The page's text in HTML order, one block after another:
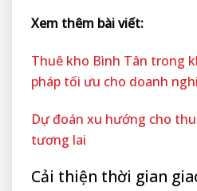
Xem thêm bài viết:
Thuê kho Bình Tân trong
pháp tối ưu cho doanh
Dự đoán xu hướng cho
tương lai
Cải thiện thời gian